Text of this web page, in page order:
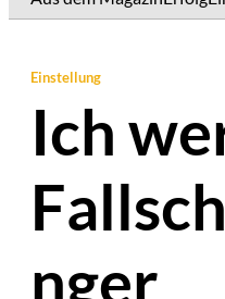
Einstellung
Ich
nger